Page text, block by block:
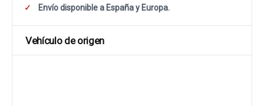
Envío disponible a España y Europa.
Vehículo de origen